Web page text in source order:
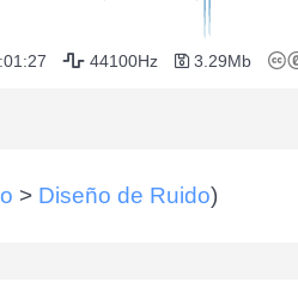
44100Hz 3.29Mb
> Diseño de Ruido)